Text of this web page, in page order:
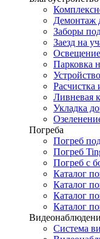
Демонтаж
Заборы
Заезд на
Освещение
Парковка
Расчистка
Ливневая
Укладка
Погреба
Погреб
Погреб
Погреб с
Каталог
Каталог
Каталог
Каталог
Система